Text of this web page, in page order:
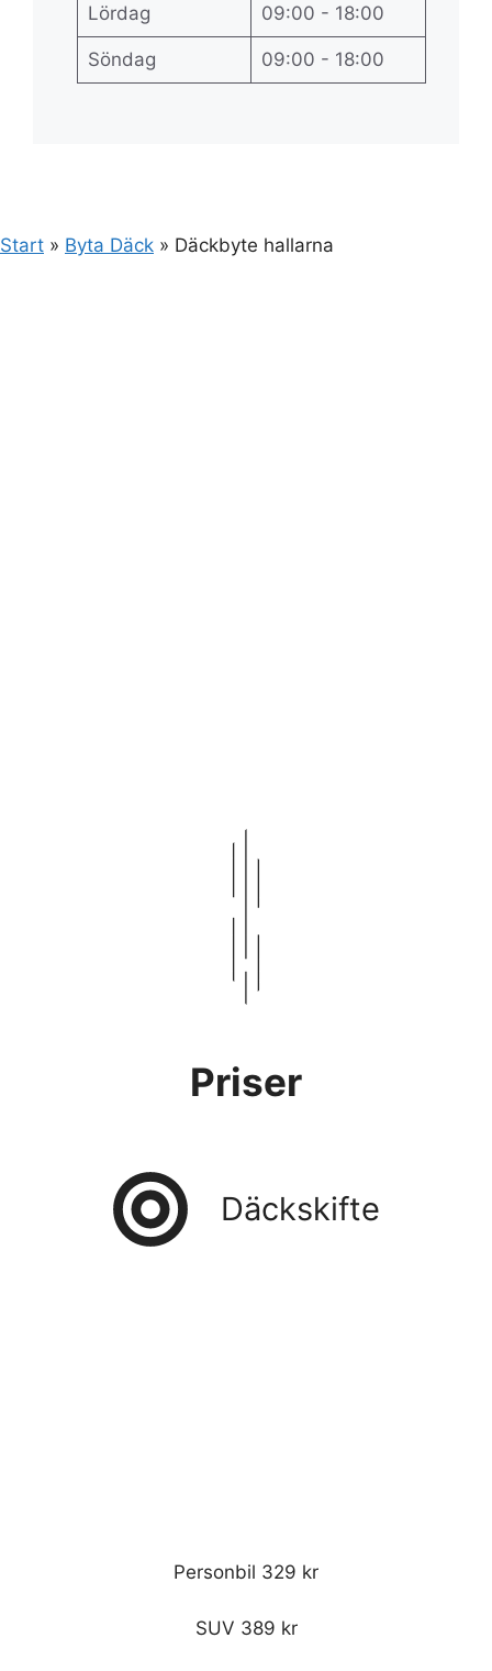
Lördag 09:00 - 18:00
Söndag 09:00 - 18:00
Start » Byta Däck » Däckbyte hallarna
Priser
Däckskifte
Personbil 329 kr
SUV 389 kr